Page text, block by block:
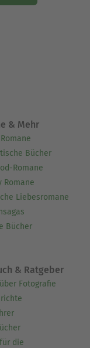
dans de
ainsi
& Mehr
Bücher
Romane
Romane
Liebesromane
Bücher
& Ratgeber
Fotografie
die